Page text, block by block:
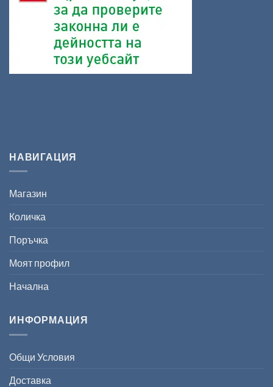
НАВИГАЦИЯ
Магазин
Количка
Поръчка
Моят профил
Начална
ИНФОРМАЦИЯ
Общи Условия
Доставка